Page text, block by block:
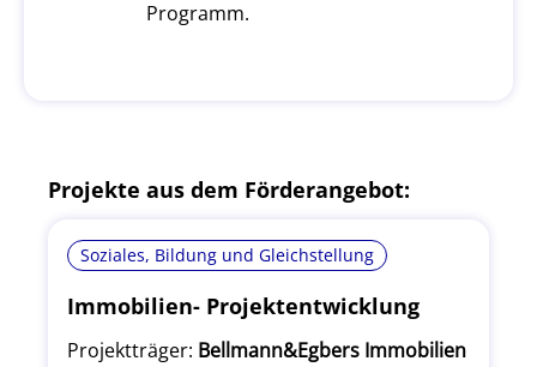
Programm.
Projekte aus dem Förderangebot:
Soziales, Bildung und Gleichstellung
Immobilien- Projektentwicklung
Projektträger: Bellmann&Egbers Immobilien